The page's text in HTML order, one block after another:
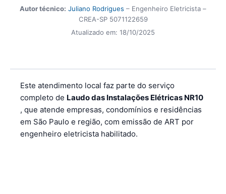
Autor técnico: Juliano Rodrigues – Engenheiro Eletricista –
CREA-SP 5071122659
Atualizado em: 18/10/2025
Este atendimento local faz parte do serviço
completo de Laudo das Instalações Elétricas NR10
, que atende empresas, condomínios e residências
em São Paulo e região, com emissão de ART por
engenheiro eletricista habilitado.